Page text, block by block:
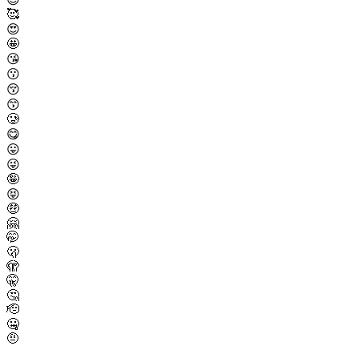
🥰
😍
🤩
😘
😗
😚
😙
🥲
😋
😛
😜
🤪
😝
🤑
🤗
🤭
🫢
🫣
🤫
🤔
🫡
🤐
🤨